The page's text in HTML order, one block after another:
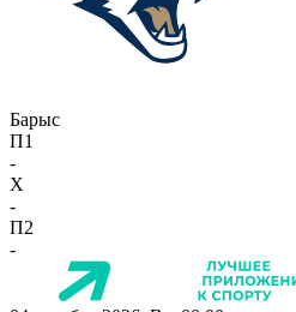
Барыс
П1
-
X
-
П2
-